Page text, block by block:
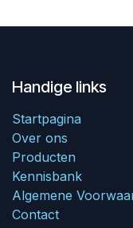
Handige links
Startpagina
Over ons
Producten
Kennisbank
Algemene
Contact